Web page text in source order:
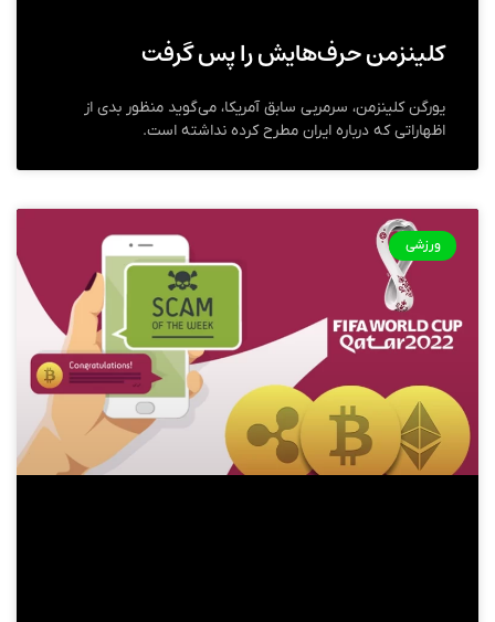
کلینزمن حرف‌هایش را پس گرفت
یورگن کلینزمن، سرمربی سابق آمریکا، می‌گوید منظور بدی از
اظهاراتی که درباره ایران مطرح کرده نداشته است.
ورزشی